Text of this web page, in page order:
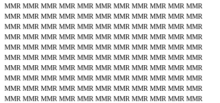
MMR MMR MMR MMR MMR MMR MMR MMR MMR MMR MMR
MMR MMR MMR MMR MMR MMR MMR MMR MMR MMR MMR
MMR MMR MMR MMR MMR MMR MMR MMR MMR MMR MMR
MMR MMR MMR MMR MMR MMR MMR MMR MMR MMR MMR
MMR MMR MMR MMR MMR MMR MMR MMR MMR MMR MMR
MMR MMR MMR MMR MMR MMR MMR MMR MMR MMR MMR
MMR MMR MMR MMR MMR MMR MMR MMR MMR MMR MMR
MMR MMR MMR MMR MMR MMR MMR MMR MMR MMR MMR
MMR MMR MMR MMR MMR MMR MMR MMR MMR MMR MMR
MMR MMR MMR MMR MMR MMR MMR MMR MMR MMR MMR